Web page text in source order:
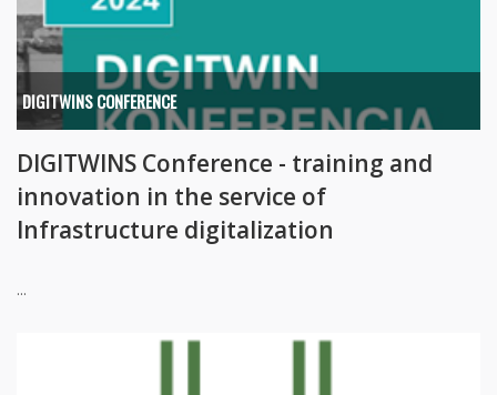
DIGITWINS CONFERENCE
DIGITWINS Conference - training and
innovation in the service of
Infrastructure digitalization
...